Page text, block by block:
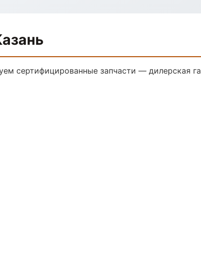
сертифицированные запчасти — дилерская